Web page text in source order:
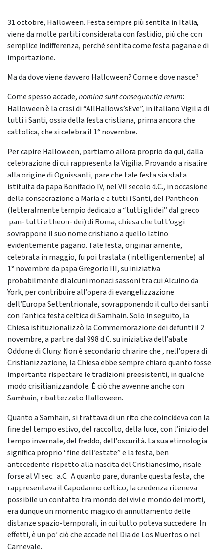
31 ottobre, Halloween. Festa sempre più sentita in Italia,
viene da molte partiti considerata con fastidio, più che con
semplice indifferenza, perché sentita come festa pagana e di
importazione.
Ma da dove viene davvero Halloween? Come e dove nasce?
Come spesso accade,nomina sunt consequentia rerum:
Halloween è la crasi di “AllHallows’sEve”, in italiano Vigilia di
tutti i Santi, ossia della festa cristiana, prima ancora che
cattolica, che si celebra il 1° novembre.
Per capire Halloween, partiamo allora proprio da qui, dalla
celebrazione di cui rappresenta la Vigilia. Provando a risalire
alla origine di Ognissanti, pare che tale festa sia stata
istituita da papa Bonifacio IV, nel VII secolo d.C., in occasione
della consacrazione a Maria e a tutti i Santi, del Pantheon
(letteralmente tempio dedicato a “tutti gli dei” dal greco
pan- tutti e theon- dei) di Roma, chiesa che tutt’oggi
sovrappone il suo nome cristiano a quello latino
evidentemente pagano. Tale festa, originariamente,
celebrata in maggio, fu poi traslata (intelligentemente) al
1° novembre da papa Gregorio III, su iniziativa
probabilmente di alcuni monaci sassoni tra cui Alcuino da
York, per contribuire all’opera di evangelizzazione
dell’Europa Settentrionale, sovrapponendo il culto dei santi
con l’antica festa celtica di Samhain. Solo in seguito, la
Chiesa istituzionalizzò la Commemorazione dei defunti il 2
novembre, a partire dal 998 d.C. su iniziativa dell’abate
Oddone di Cluny. Non è secondario chiarire che , nell’opera di
Cristianizzazione, la Chiesa ebbe sempre chiaro quanto fosse
importante rispettare le tradizioni preesistenti, in qualche
modo crisitianizzandole. È ciò che avvenne anche con
Samhain, ribattezzato Halloween.
Quanto a Samhain, si trattava di un rito che coincideva con la
fine del tempo estivo, del raccolto, della luce, con l’inizio del
tempo invernale, del freddo, dell’oscurità. La sua etimologia
significa proprio “fine dell’estate” e la festa, ben
antecedente rispetto alla nascita del Cristianesimo, risale
forse al VI sec. a.C. A quanto pare, durante questa festa, che
rappresentava il Capodanno celtico, la credenza riteneva
possibile un contatto tra mondo dei vivi e mondo dei morti,
era dunque un momento magico di annullamento delle
distanze spazio-temporali, in cui tutto poteva succedere. In
effetti, è un po’ ciò che accade nel Dia de Los Muertos o nel
Carnevale.